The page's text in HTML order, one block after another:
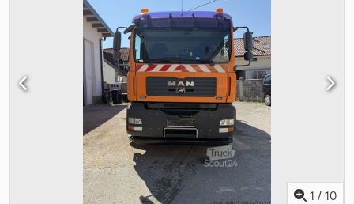
445.000 km Instalație hidraulică: - Pompă Load-Sensing 150 L/min
la 1000 rpm, până la max. 2400 rpm - Turația motorului la sarcină
LS limitată la 1600 rpm - Rezervor hidraulic situat în spatele
cabinei, deasupra pompei, 160 L cu senzor pentru nivel și
temperatură, semnal de avertizare prin sistem Can-Bus - Răcitor
de ulei 24 V, tip 180L Display ProCan: Dkedpfezdhlzjx Aflor - Opus
A3 Landscape - Conductă ProCan P, conductă de retur, comandă
LS, conexiune pentru ulei de scurgere Sistem camere 7" TFT 92°
color STAPEL TA28 Cisternă: - Rezervor D=2,10 m, capacitate netă
28.000 l, 3 pereți de separare, evacuare spate ca gură de vizitare,
prindere față pentru cap de regele - Vopsire exterioară RAL 6005
verde mușchi, interior acoperit - Tavă pentru furtun aluminiu 1 / 10